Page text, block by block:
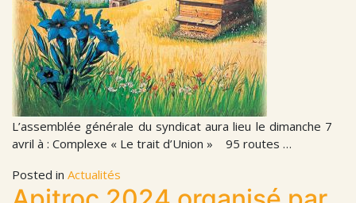
L’assemblée générale du syndicat aura lieu le dimanche 7
avril à : Complexe « Le trait d’Union » 95 routes …
Posted in Actualités